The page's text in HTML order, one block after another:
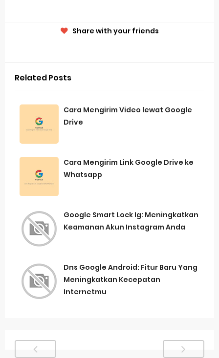
Share with your friends
Related Posts
Cara Mengirim Video lewat Google
Drive
Cara Mengirim Link Google Drive ke
Whatsapp
Google Smart Lock Ig: Meningkatkan
Keamanan Akun Instagram Anda
Dns Google Android: Fitur Baru Yang
Meningkatkan Kecepatan
Internetmu